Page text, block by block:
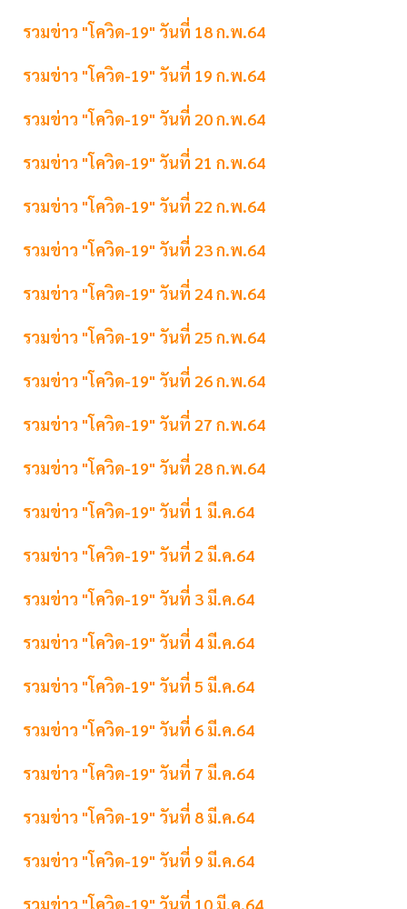
รวมข่าว "โควิด-19" วันที่ 18 ก.พ.64
รวมข่าว "โควิด-19" วันที่ 19 ก.พ.64
รวมข่าว "โควิด-19" วันที่ 20 ก.พ.64
รวมข่าว "โควิด-19" วันที่ 21 ก.พ.64
รวมข่าว "โควิด-19" วันที่ 22 ก.พ.64
รวมข่าว "โควิด-19" วันที่ 23 ก.พ.64
รวมข่าว "โควิด-19" วันที่ 24 ก.พ.64
รวมข่าว "โควิด-19" วันที่ 25 ก.พ.64
รวมข่าว "โควิด-19" วันที่ 26 ก.พ.64
รวมข่าว "โควิด-19" วันที่ 27 ก.พ.64
รวมข่าว "โควิด-19" วันที่ 28 ก.พ.64
รวมข่าว "โควิด-19" วันที่ 1 มี.ค.64
รวมข่าว "โควิด-19" วันที่ 2 มี.ค.64
รวมข่าว "โควิด-19" วันที่ 3 มี.ค.64
รวมข่าว "โควิด-19" วันที่ 4 มี.ค.64
รวมข่าว "โควิด-19" วันที่ 5 มี.ค.64
รวมข่าว "โควิด-19" วันที่ 6 มี.ค.64
รวมข่าว "โควิด-19" วันที่ 7 มี.ค.64
รวมข่าว "โควิด-19" วันที่ 8 มี.ค.64
รวมข่าว "โควิด-19" วันที่ 9 มี.ค.64
รวมข่าว "โควิด-19" วันที่ 10 มี.ค.64